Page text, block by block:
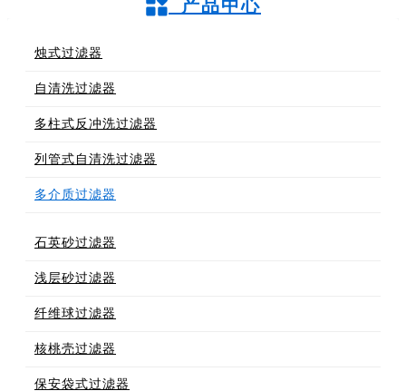
产品中心
烛式过滤器
自清洗过滤器
多柱式反冲洗过滤器
列管式自清洗过滤器
多介质过滤器
石英砂过滤器
浅层砂过滤器
纤维球过滤器
核桃壳过滤器
保安袋式过滤器